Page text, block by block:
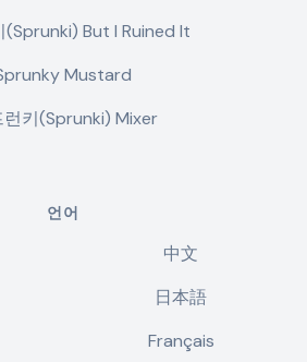
(Sprunki) But I Ruined It
Mustard
런키(Sprunki) Mixer
언어
中文
日本語
Français